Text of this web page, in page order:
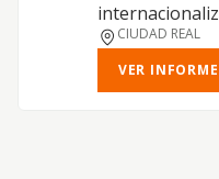
CIUDAD REAL
VER INFORME